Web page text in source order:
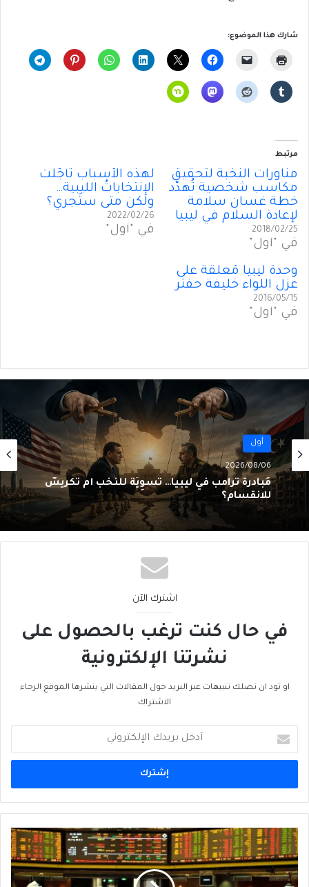
شارك هذا الموضوع:
مرتبط
مناورات النُخبة لتحقيق
مكاسب شخصية تُهدّد
خطة غسان سلامة
لإعادة السلام في ليبيا
2018/02/25
في "أول"
لهذه الأسباب تأجّلت
الإنتخاباتُ الليبية…
ولكن متى ستَجري؟
2022/02/26
في "أول"
وحدة ليبيا مُعلَّقة على
عزل اللواء خليفة حفتر
2016/05/15
في "أول"
أول
2026/08/06
مُبادرةُ ترامب في ليبيا… تَسوِيَةٌ للنُخَب أم تَكريسٌ
للانقسام؟
اشترك الآن
في حال كنت ترغب بالحصول على
نشرتنا الإلكترونية
او تود ان تصلك تنبيهات عبر البريد حول المقالات التي ينشرها الموقع الرجاء
الاشتراك
بريدك
الإلكتروني
الكويت:
الخوف
من
وقوع